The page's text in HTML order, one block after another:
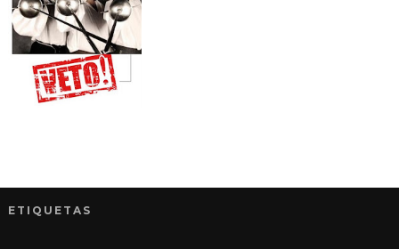
ETIQUETAS